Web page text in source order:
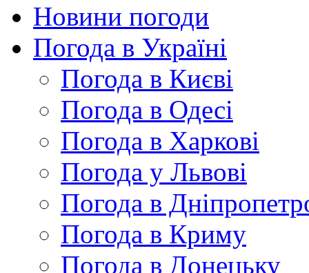
Новини погоди
Погода в Україні
Погода в Києві
Погода в Одесі
Погода в Харкові
Погода у Львові
Погода в
Погода в Криму
Погода в Донецьку